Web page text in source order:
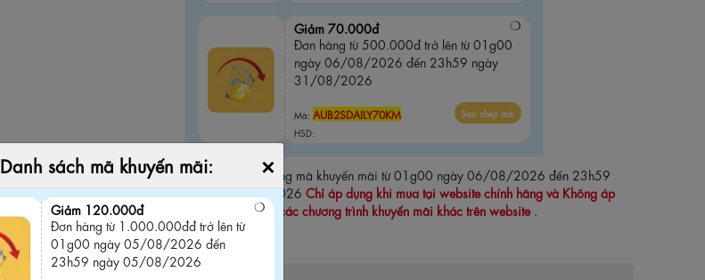
Giảm 70.000đ
Đơn hàng từ 500.000đ trở lên từ 01g00
ngày 06/08/2026 đến 23h59 ngày
31/08/2026
Mã:AUB2SDAILY70KM
HSD:
Sao chép mã
Thời gian áp dụng mã khuyến mãi từ 01g00 ngày 06/08/2026 đến 23h59
ngày 31/08/2026 Chỉ áp dụng khi mua tại website chính hãng và Không áp
dụng chung với các chương trình khuyến mãi khác trên website
Danh sách mã khuyến mãi: ×
Giảm 120.000đ
Đơn hàng từ 1.000.000đđ trở lên từ
01g00 ngày 05/08/2026 đến
23h59 ngày 05/08/2026